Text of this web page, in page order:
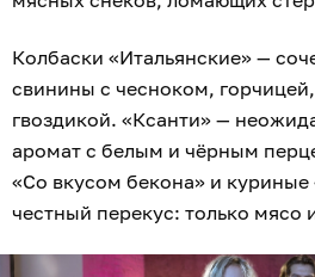
Колбаски «Итальянские» —
свинины с чесноком,
гвоздикой. «Ксанти» —
аромат с белым и чёрным
«Со вкусом бекона» и
честный перекус: только мясо